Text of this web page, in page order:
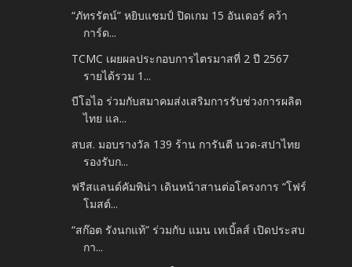
“ภัทรรัตน์” หยิบแชมป์ ปิดเกม 15 อันเดอร์ คว้า
การ์ด...
TCMC เผยผลประกอบการไตรมาสที่ 2 ปี 2567
รายได้รวม 1...
บีโอไอ ร่วมกับสมาคมส่งเสริมการรับช่วงการผลิต
ไทย แล...
สบส. มอบรางวัล 139 ร้าน การันตี นวด-สปาไทย
รองรับก...
ฟรีสแลนด์คัมพิน่า เดินหน้าสานต่อโครงการ “โฟร์
โมสต์...
“สก๊อต รังนกแท้” ร่วมกับ แมน เทเบิ้ลส์ เปิดประสบ
กา...